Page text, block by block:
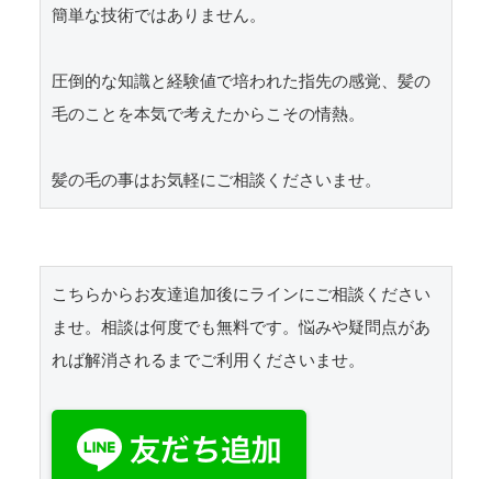
簡単な技術ではありません。
圧倒的な知識と経験値で培われた指先の感覚、髪の
毛のことを本気で考えたからこその情熱。
髪の毛の事はお気軽にご相談くださいませ。
こちらからお友達追加後にラインにご相談ください
ませ。相談は何度でも無料です。悩みや疑問点があ
れば解消されるまでご利用くださいませ。